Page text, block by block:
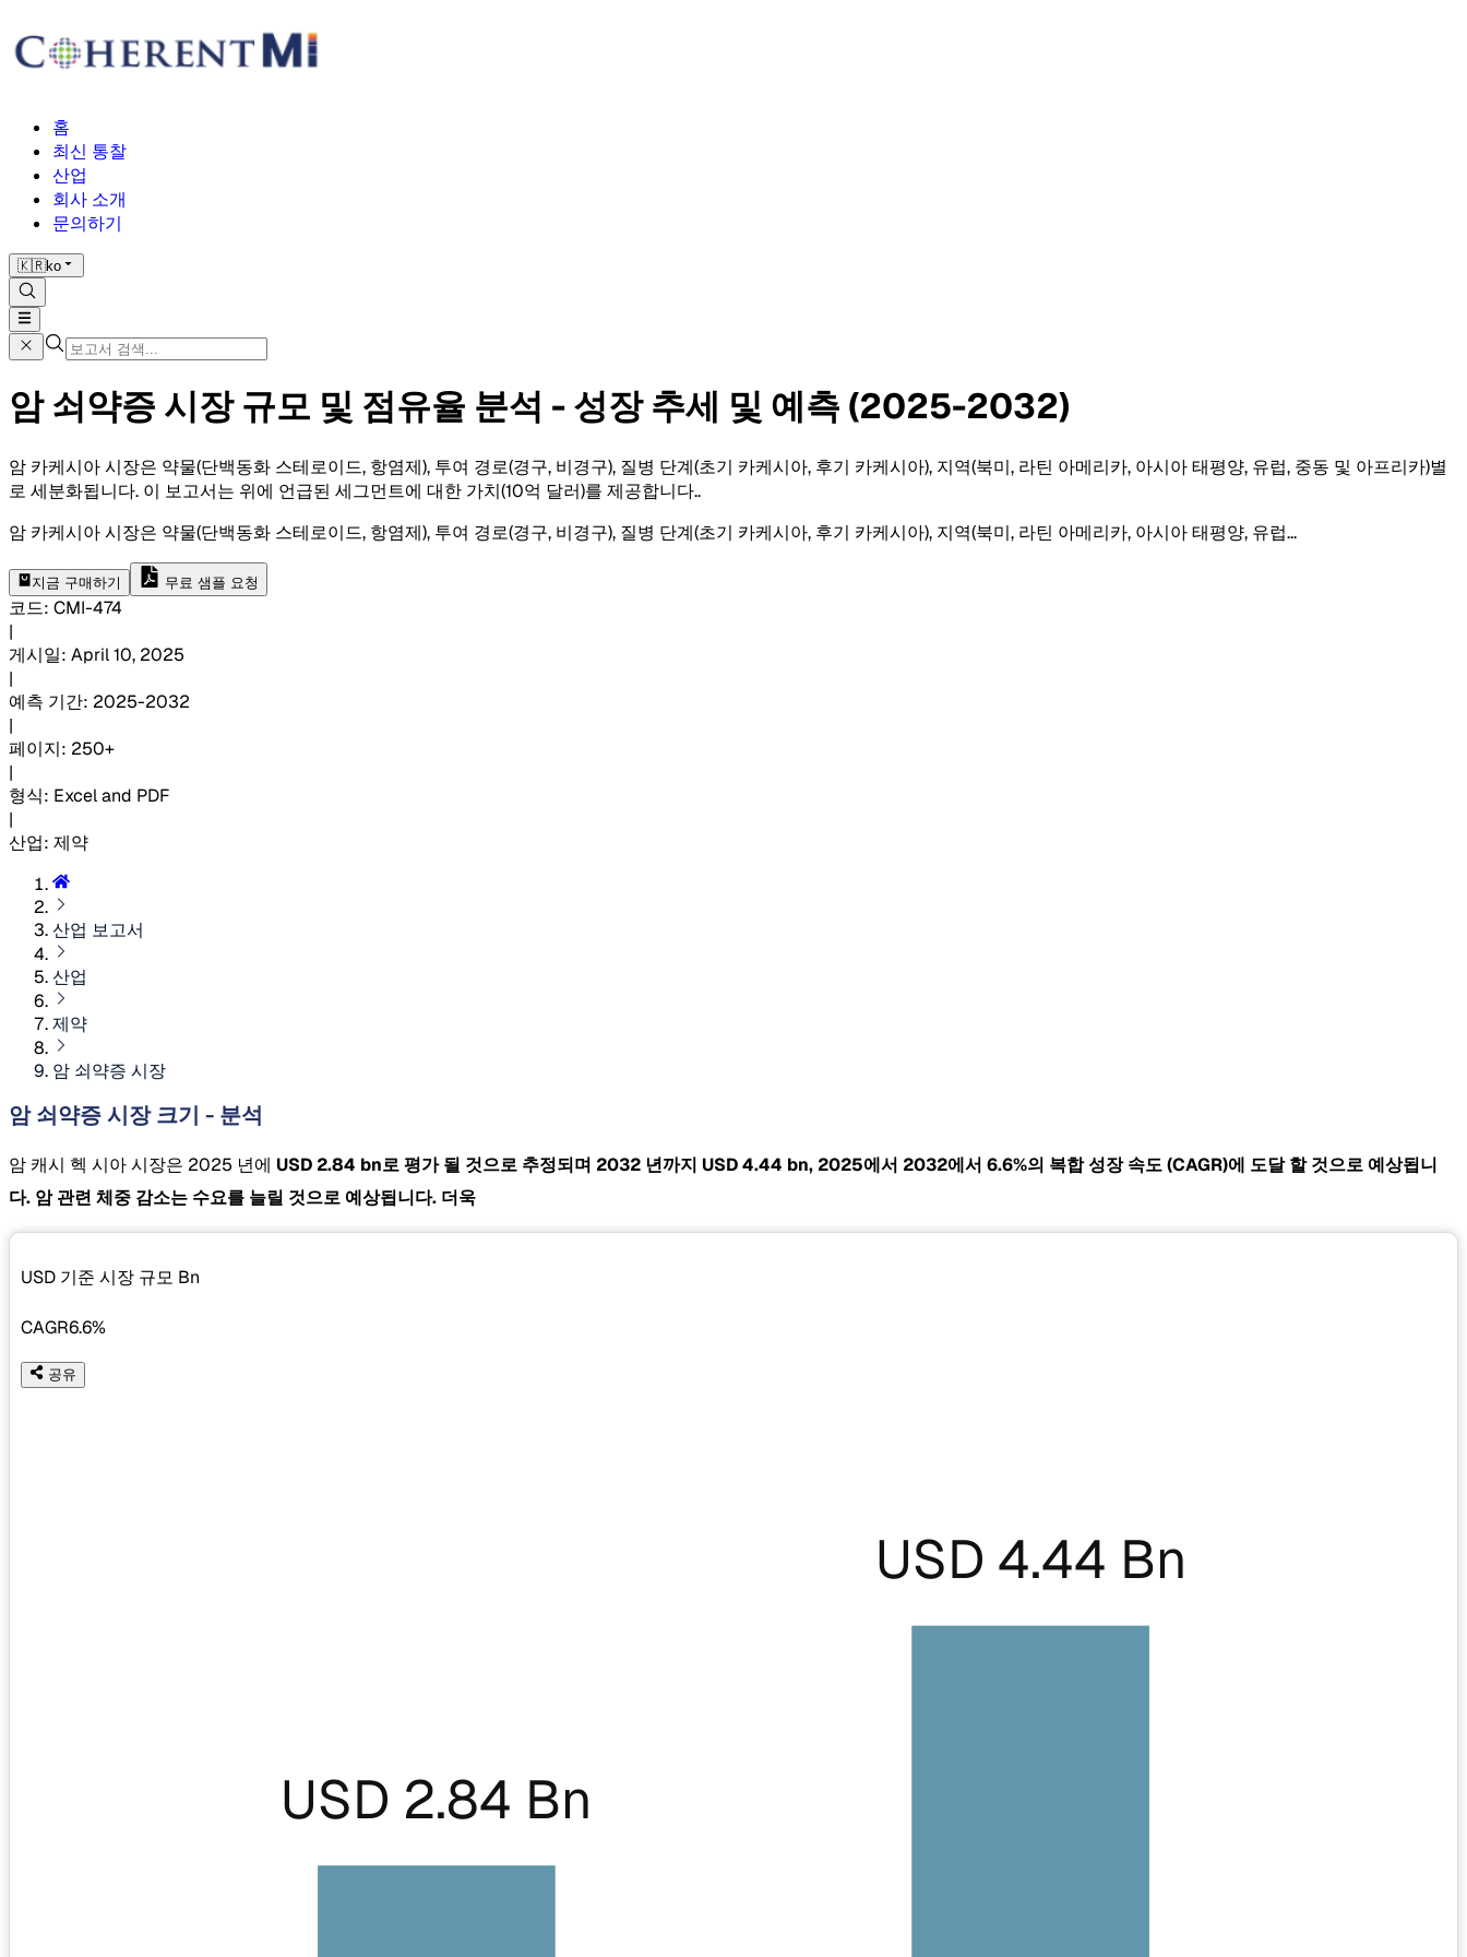
홈
최신 통찰
산업
회사 소개
문의하기
🇰🇷ko
암 쇠약증 시장 규모 및 점유율 분석 - 성장 추세 및 예측 (2025-2032)
암 카케시아 시장은 약물(단백동화 스테로이드, 항염제), 투여 경로(경구, 비경구), 질병 단계(초기 카케시아, 후기 카케시아), 지역(북미, 라틴 아메리카, 아시아 태평양, 유럽, 중동 및 아프리카)별
로 세분화됩니다. 이 보고서는 위에 언급된 세그먼트에 대한 가치(10억 달러)를 제공합니다..
암 카케시아 시장은 약물(단백동화 스테로이드, 항염제), 투여 경로(경구, 비경구), 질병 단계(초기 카케시아, 후기 카케시아), 지역(북미, 라틴 아메리카, 아시아 태평양, 유럽...
지금 구매하기 무료 샘플 요청
코드: CMI-474
|
게시일: April 10, 2025
|
예측 기간: 2025-2032
|
페이지: 250+
|
형식: Excel and PDF
|
산업: 제약
산업 보고서
산업
제약
암 쇠약증 시장
암 쇠약증 시장 크기 - 분석
암 캐시 헥 시아 시장은 2025 년에 USD 2.84 bn로 평가 될 것으로 추정되며 2032 년까지 USD 4.44 bn, 2025에서 2032에서 6.6%의 복합 성장 속도(CAGR)에 도달 할 것으로 예상됩니
다. 암 관련 체중 감소는 수요를 늘릴 ​​것으로 예상됩니다. 더욱
USD 기준 시장 규모 Bn
CAGR6.6%
공유
USD 2.84 Bn
USD 4.44 Bn